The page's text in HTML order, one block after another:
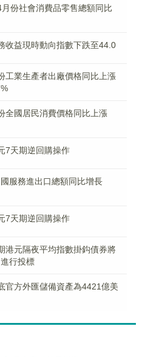
份社會消費品零售總額同比
收益現時動向指數下跌至44.0
工業生產者出廠價格同比上漲
全國居民消費價格同比上漲
7天期逆回購操作
服務進出口總額同比增長
7天期逆回購操作
港元隔夜平均指數掛鈎債券將
行投標
官方外匯儲備資產為4421億美